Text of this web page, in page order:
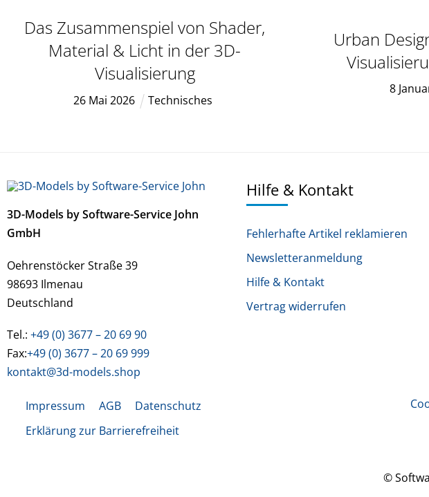
Das Zusammenspiel von Shader,
Material & Licht in der 3D-
Visualisierung
26 Mai 2026 Technisches
Urban
8
3D-Models by Software-Service John
GmbH
Oehrenstöcker Straße 39
98693 Ilmenau
Deutschland
Tel.: +49 (0) 3677 – 20 69 90
Fax:+49 (0) 3677 – 20 69 999
kontakt@3d-models.shop
Hilfe & Kontakt
Fehlerhafte Artikel reklamieren
Newsletteranmeldung
Hilfe & Kontakt
Vertrag widerrufen
Impressum AGB
Datenschutz
Erklärung zur Barrierefreiheit
©